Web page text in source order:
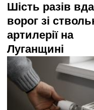
Шість разів
ворог зі
артилерії на
Луганщині